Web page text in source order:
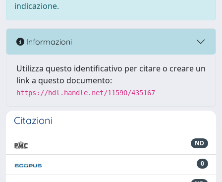
indicazione.
Informazioni
Utilizza questo identificativo per citare o creare un
link a questo documento:
https://hdl.handle.net/11590/435167
Citazioni
ND
0